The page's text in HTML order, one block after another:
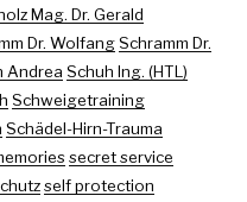
Mag. Dr. Gerald
Dr. WolfangSchramm Dr.
Andrea Schuh Ing. (HTL)
Schweigetraining
Schädel-Hirn-Trauma
secret service
self protection